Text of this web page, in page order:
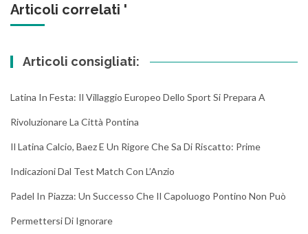
Articoli correlati '
Articoli consigliati:
Latina In Festa: Il Villaggio Europeo Dello Sport Si Prepara A
Rivoluzionare La Città Pontina
Il Latina Calcio, Baez E Un Rigore Che Sa Di Riscatto: Prime
Indicazioni Dal Test Match Con L’Anzio
Padel In Piazza: Un Successo Che Il Capoluogo Pontino Non Può
Permettersi Di Ignorare